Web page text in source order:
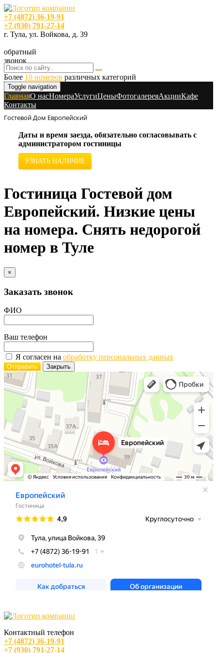
+7 (4872) 36-19-91
+7 (930) 791-27-14
г. Тула, ул. Войкова, д. 39
обратный
звонок
Более 10 номеров различных категорий
Toggle navigation
ГлавнаяO насНомераУслугиЦеныФотогалереяАкцииКафе
Контакты
Гостевой Дом Европейский
Даты и время заезда, обязательно согласовывать с
администратором гостиницы
УЗНАТЬ НАЛИЧИЕ
Гостиница Гостевой дом
Европейский. Низкие цены
на номера. Снять недорогой
номер в Туле
×
Заказать звонок
ФИО
Ваш телефон
Я согласен на обработку персональных данных
Отправить Закрыть
Контактный телефон
+7 (4872) 36-19-91
+7 (930) 791-27-14